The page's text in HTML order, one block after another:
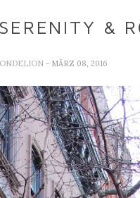
&
- MÄRZ 08, 2016